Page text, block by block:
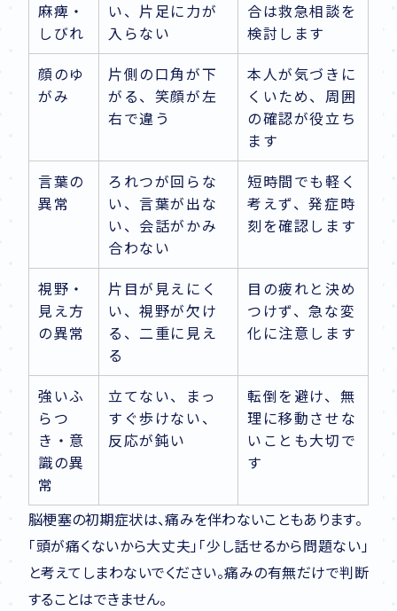
麻痺・
しびれ
い、片足に力が
入らない
合は救急相談を
検討します
顔のゆ
がみ
片側の口角が下
がる、笑顔が左
右で違う
本人が気づきに
くいため、周囲
の確認が役立ち
ます
言葉の
異常
ろれつが回らな
い、言葉が出な
い、会話がかみ
合わない
短時間でも軽く
考えず、発症時
刻を確認します
視野・
見え方
の異常
片目が見えにく
い、視野が欠け
る、二重に見え
る
目の疲れと決め
つけず、急な変
化に注意します
強いふ
らつ
き・意
識の異
常
立てない、まっ
すぐ歩けない、
反応が鈍い
転倒を避け、無
理に移動させな
いことも大切で
す
脳梗塞の初期症状は、痛みを伴わないこともあります。
「頭が痛くないから大丈夫」「少し話せるから問題ない」
と考えてしまわないでください。痛みの有無だけで判断
することはできません。